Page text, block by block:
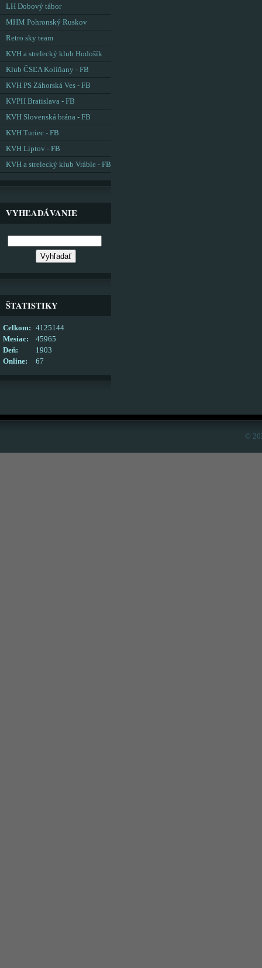
LH Dobový tábor
MHM Pohronský Ruskov
Retro sky team
KVH a strelecký klub Hodošík
Klub ČSĽA Kolíňany - FB
KVH PS Záhorská Ves - FB
KVPH Bratislava - FB
KVH Slovenská brána - FB
KVH Turiec - FB
KVH Liptov - FB
KVH a strelecký klub Vráble - FB
VYHĽADÁVANIE
ŠTATISTIKY
Online: 67
Celkom:
4125144
Mesiac:
45965
Deň:
1903
©